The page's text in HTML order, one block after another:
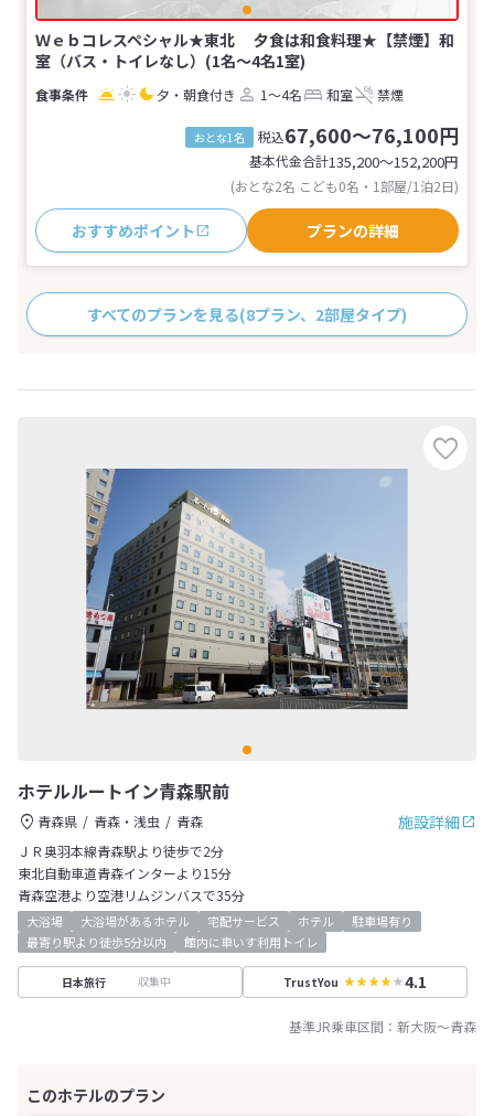
Ｗｅｂコレスペシャル★東北 夕食は和食料理★【禁煙】和
室（バス・トイレなし）(1名～4名1室)
夕・朝食付き 1～4名 和室 禁煙
おとな1名 税込67,600～76,100円
基本代金合計135,200〜152,200円
(おとな2名 こども0名・1部屋/1泊2日)
おすすめポイント プランの詳細
すべてのプランを見る(8プラン、2部屋タイプ)
ホテルルートイン青森駅前
施設詳細
青森県 青森・浅虫
青森
ＪＲ奥羽本線青森駅より徒歩で2分
東北自動車道青森インターより15分
青森空港より空港リムジンバスで35分
大浴場 大浴場があるホテル 宅配サービス ホテル
駐車場有り
最寄り駅より徒歩5分以内
館内に車いす利用トイレ
日本旅行 収集中 TrustYou 4.1
基準JR乗車区間： 新大阪～青森